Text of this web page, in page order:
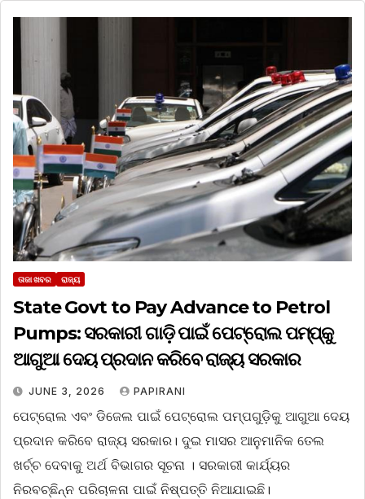
ତାଜା ଖବର ରାଜ୍ୟ
State Govt to Pay Advance to Petrol
Pumps: ସରକାରୀ ଗାଡ଼ି ପାଇଁ ପେଟ୍ରୋଲ ପମ୍ପ୍‌କୁ
ଆଗୁଆ ଦେୟ ପ୍ରଦାନ କରିବେ ରାଜ୍ୟ ସରକାର
JUNE 3, 2026 PAPIRANI
ପେଟ୍ରୋଲ ଏବଂ ଡିଜେଲ ପାଇଁ ପେଟ୍ରୋଲ ପମ୍ପଗୁଡ଼ିକୁ ଆଗୁଆ ଦେୟ
ପ୍ରଦାନ କରିବେ ରାଜ୍ୟ ସରକାର। ଦୁଇ ମାସର ଆନୁମାନିକ ତେଲ
ଖର୍ଚ୍ଚ ଦେବାକୁ ଅର୍ଥ ବିଭାଗର ସୂଚନା । ସରକାରୀ କାର୍ଯ୍ୟର
ନିରବଚ୍ଛିନ୍ନ ପରିଚାଳନା ପାଇଁ ନିଷ୍ପତ୍ତି ନିଆଯାଇଛି।